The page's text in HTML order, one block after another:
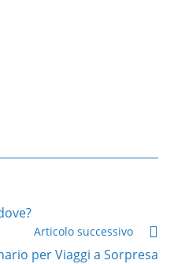
Articolo successivo
per Viaggi a Sorpresa